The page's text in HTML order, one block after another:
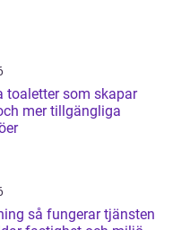
toaletter som skapar
mer tillgängliga
tjänsten